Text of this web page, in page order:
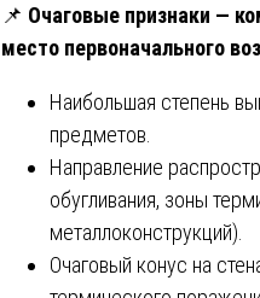
📌 Очаговые признаки —
место первоначального
Наибольшая степень
предметов.
Направление
обугливания, зоны
металлоконструкций).
Очаговый конус на